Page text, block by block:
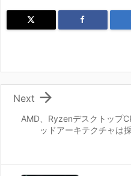
AMD、Ryzenデスクトップ
ッドアーキテクチャは

Next